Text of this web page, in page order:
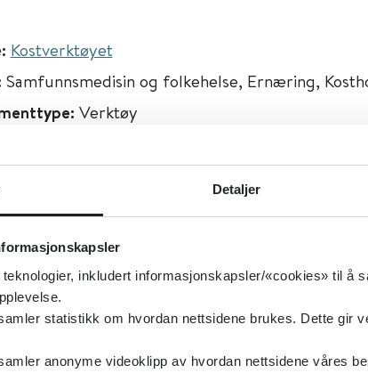
Detaljer
inkludert informasjonskapsler/«cookies» til å
statistikk om hvordan nettsidene brukes. Dette gir
anonyme videoklipp av hvordan nettsidene våres
Kostverktøyet
Samfunnsmedisin og folkehelse, Ernæring,
Verktøy
og overvekt sett i sammenheng med søvn,
barn. For familier og helsepersonell.